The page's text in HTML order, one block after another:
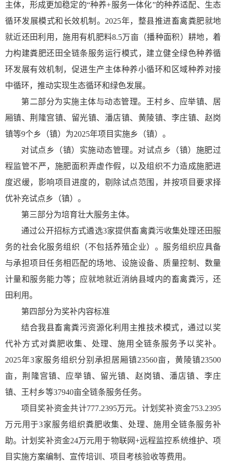
主体，形成更加稳定的“种养+服务一体化”的种养适配、生态
循环发展模式和长效机制。2025年，整县推进畜禽粪肥就地
就近还田利用，施用有机肥料8.5万亩（播种面积）耕地，着
力构建粪肥还田全链条服务运行模式，建立健全绿色种养循
环发展有效机制，促进生产主体种养小循环和区域种养对接
中循环，推动实现生态循环和绿色发展。
第二部分为实施主体与动态管理。王村乡、应举镇、居
厢镇、荆隆宫镇、留光镇、潘店镇、黄陵镇、李庄镇、赵岗
镇等9个乡（镇）为2025年项目实施乡（镇）。
对试点乡（镇）实施动态管理。对试点乡（镇）施肥过
程监管不严，施肥面积弄虚作假，以及组织不力造成施肥进
度迟缓，影响项目进度的，剔除试点范围，并按项目要求择
优补充试点乡（镇）。
第三部分为培育壮大服务主体。
通过公开招标方式遴选3家提供畜禽粪污收集处理还田服
务的社会化服务组织（不包括养殖企业）。服务组织应具备
与承担项目任务相匹配的场地、设施设备、质量控制、数量
计量和服务能力等；应就地就近消纳县域内的畜禽粪污，还
田利用。
第四部分为奖补内容标准
结合我县畜禽粪污资源化利用主推技术模式，通过以奖
代补方式对粪肥收集、处理、施用全链条服务予以奖补。
2025年3家服务组织分别承担居厢镇23560亩，黄陵镇23500
亩，荆隆宫镇、应举镇、留光镇、赵岗镇、潘店镇、李庄
镇、王村乡等37940亩全链条服务任务。
项目奖补资金共计777.2395万元。计划奖补资金753.2395
万元用于3家服务组织粪肥收集、处理、施用全链条服务补
助。计划奖补资金24万元用于物联网+远程监控系统维护、项
目实施方案编制、宣传培训、项目考核验收等费用。